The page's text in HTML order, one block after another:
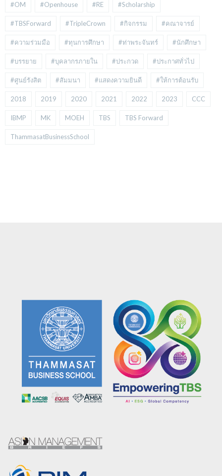
#OM #Openhouse #RE #Scholarship
#TBSForward #TripleCrown #กิจกรรม #คณาจารย์
#ความร่วมมือ #ทุนการศึกษา #ท่าพระจันทร์ #นักศึกษา
#บรรยาย #บุคลากรภายใน #ประกวด #ประกาศทั่วไป
#ศูนย์รังสิต #สัมมนา #แสดงความยินดี #ให้การต้อนรับ
2018 2019 2020 2021 2022 2023 CCC
IBMP MK MOEH TBS TBS Forward
ThammasatBusinessSchool